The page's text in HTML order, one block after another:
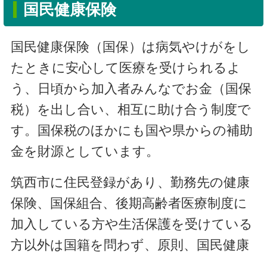
国民健康保険
国民健康保険（国保）は病気やけがをし
たときに安心して医療を受けられるよ
う、日頃から加入者みんなでお金（国保
税）を出し合い、相互に助け合う制度で
す。国保税のほかにも国や県からの補助
金を財源としています。
筑西市に住民登録があり、勤務先の健康
保険、国保組合、後期高齢者医療制度に
加入している方や生活保護を受けている
方以外は国籍を問わず、原則、国民健康